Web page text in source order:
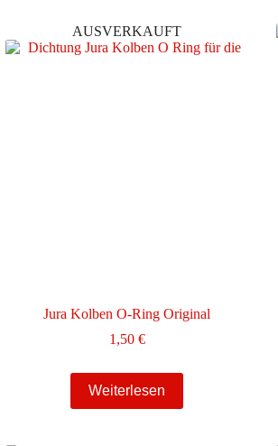
AUSVERKAUFT
Jura Kolben O-Ring Original
1,50 €
Weiterlesen